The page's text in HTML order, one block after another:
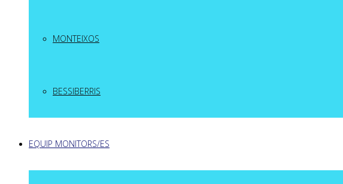
MONTEIXOS
BESSIBERRIS
EQUIP MONITORS/ES